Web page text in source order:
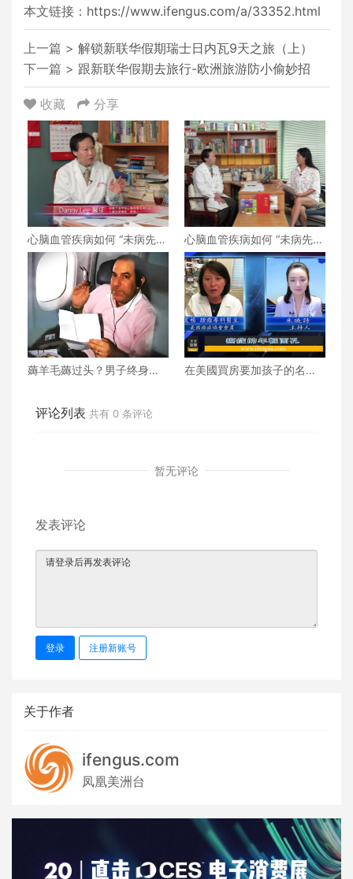
本文链接： https://www.ifengus.com/a/33352.html
上一篇 > 解锁新联华假期瑞士日内瓦9天之旅（上）
下一篇 > 跟新联华假期去旅行-欧洲旅游防小偷妙招
收藏 分享
心脑血管疾病如何 “未病先
防、既病防变” ？下
心脑血管疾病如何 “未病先
防、既病防变” ？上
薅羊毛薅过头？男子终身头
在美國買房要加孩子的名字
评论列表 共有 0 条评论
暂无评论
发表评论
登录 注册新账号
关于作者
ifengus.com
凤凰美洲台